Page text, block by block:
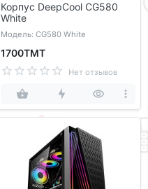
Корпус DeepCool CG580
White
Модель: CG580 White
1700ТМТ
Нет отзывов